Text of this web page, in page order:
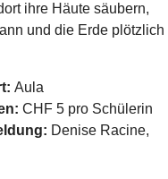
ihre Häute säubern,
und die Erde plötzlich
Aula
CHF 5 pro Schülerin
Denise Racine,